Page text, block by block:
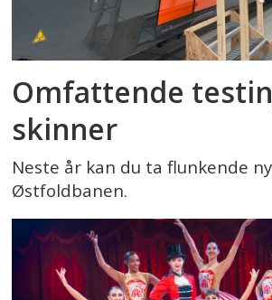
Omfattende
skinner
Neste år kan du ta flunkende
Østfoldbanen.